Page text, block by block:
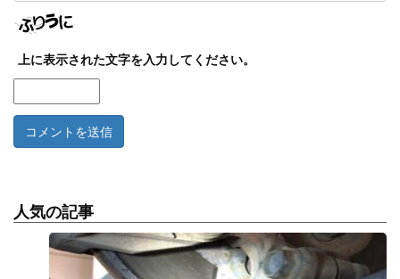
上に表示された文字を入力してください。
人気の記事